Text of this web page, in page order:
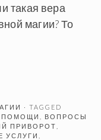
такая вера
магии? То
· TAGGED
ПОМОЩИ
ВОПРОСЫ
ПРИВОРОТ
УСЛУГИ